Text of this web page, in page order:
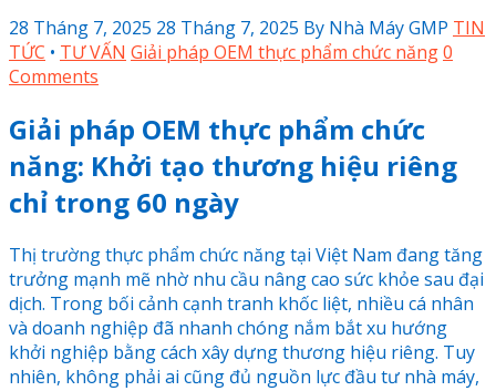
28 Tháng 7, 2025 28 Tháng 7, 2025 By Nhà Máy GMP TIN
TỨC • TƯ VẤN Giải pháp OEM thực phẩm chức năng0
Comments
Giải pháp OEM thực phẩm chức
năng: Khởi tạo thương hiệu riêng
chỉ trong 60 ngày
Thị trường thực phẩm chức năng tại Việt Nam đang tăng
trưởng mạnh mẽ nhờ nhu cầu nâng cao sức khỏe sau đại
dịch. Trong bối cảnh cạnh tranh khốc liệt, nhiều cá nhân
và doanh nghiệp đã nhanh chóng nắm bắt xu hướng
khởi nghiệp bằng cách xây dựng thương hiệu riêng. Tuy
nhiên, không phải ai cũng đủ nguồn lực đầu tư nhà máy,